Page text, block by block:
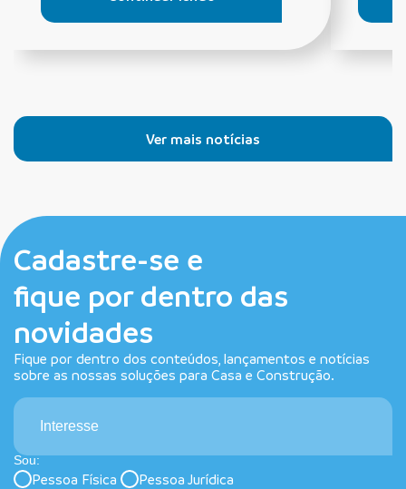
Ver mais notícias
Cadastre-se e
fique por dentro das
novidades
Fique por dentro dos conteúdos, lançamentos e notícias
sobre as nossas soluções para Casa e Construção.
Interesse
Sou:
Pessoa Física Pessoa Jurídica